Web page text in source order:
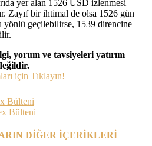
yer alan 1526 USD izlenmesi
Zayıf bir ihtimal de olsa 1526 gün
yönlü geçilebilirse, 1539 direncine
yorum ve tavsiyeleri yatırım
için Tıklayın!
Bülteni
Bülteni
DİĞER İÇERİKLERİ